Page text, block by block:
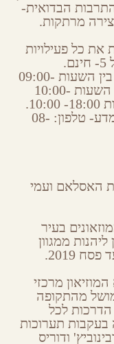
הבדואית-
מרתקות.
את כל פעילויות
התערוכה פתוחה בחול המועד בין השעות 09:00-
17:00, בימי שישי וערבי חג בין השעות 10:00-
לפרטים נוספים: פארק קרסו למדע- טלפון: 08-
האסלאם ועמי
בעיר
ממגוון
2019.
המוזיאון מרכזי
מהתקופה
הדרכות לכל
בעקבות תערוכות
ודוריס